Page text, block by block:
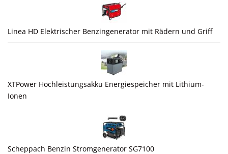
Linea HD Elektrischer Benzingenerator mit Rädern und Griff
XTPower Hochleistungsakku Energiespeicher mit Lithium-
Ionen
Scheppach Benzin Stromgenerator SG7100